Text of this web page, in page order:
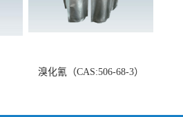
溴化氰（CAS:506-68-3）